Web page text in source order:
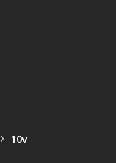
10v